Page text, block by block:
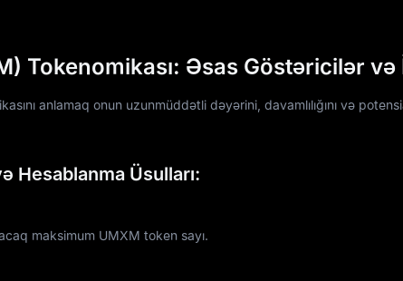
Tokenomikası: Əsas Göstəricilər və
anlamaq onun uzunmüddətli dəyərini, davamlılığını və
Hesablanma Üsulları:
maksimum UMXM token sayı.